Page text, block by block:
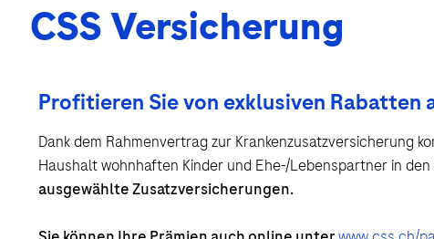
CSS Versicherung
Profitieren Sie von exklusiven Rabatten
Dank dem Rahmenvertrag zur Krankenzusatzversicherung
Haushalt wohnhaften Kinder und Ehe-/Lebenspartner in den
ausgewählte Zusatzversicherungen.